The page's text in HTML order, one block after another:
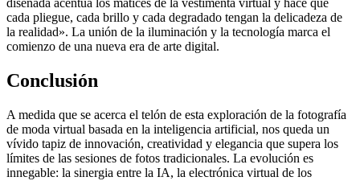
diseñada acentúa los matices de la vestimenta virtual y hace que
cada pliegue, cada brillo y cada degradado tengan la delicadeza de
la realidad». La unión de la iluminación y la tecnología marca el
comienzo de una nueva era de arte digital.
Conclusión
A medida que se acerca el telón de esta exploración de la fotografía
de moda virtual basada en la inteligencia artificial, nos queda un
vívido tapiz de innovación, creatividad y elegancia que supera los
límites de las sesiones de fotos tradicionales. La evolución es
innegable: la sinergia entre la IA, la electrónica virtual de los